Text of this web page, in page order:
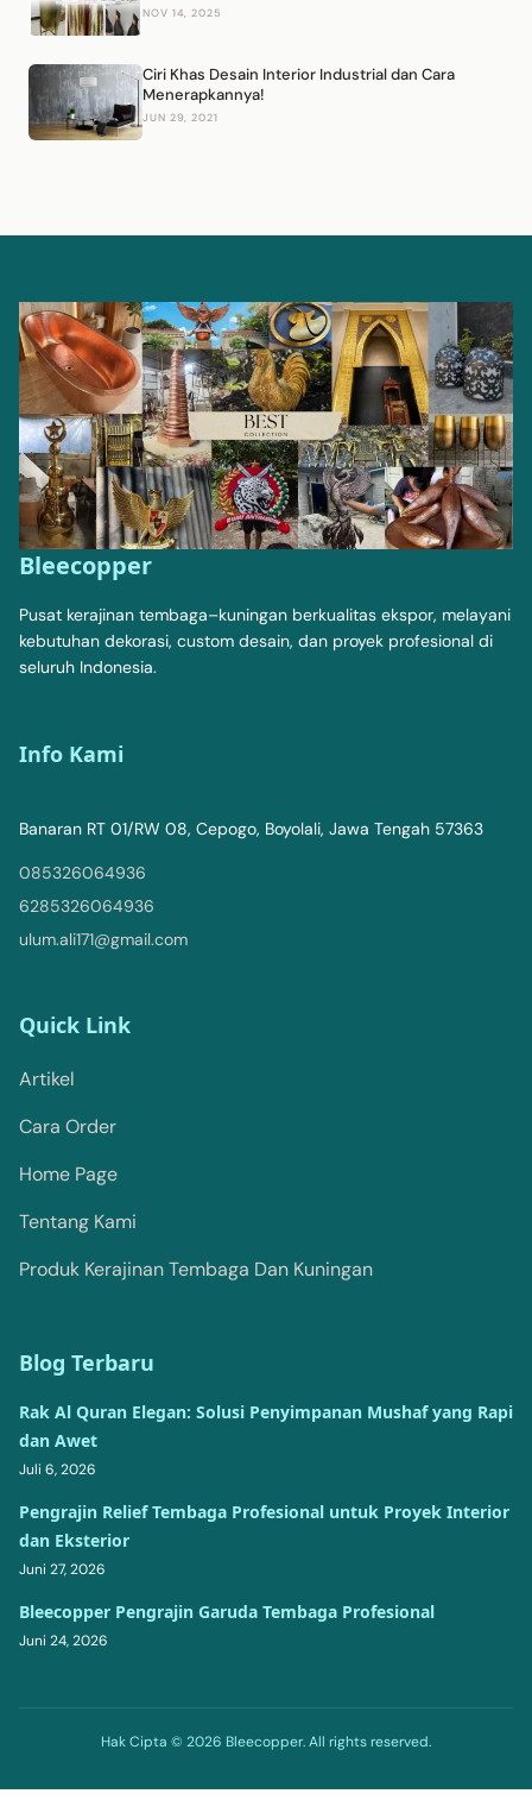
NOV 14, 2025
Ciri Khas Desain Interior Industrial dan Cara
Menerapkannya!
JUN 29, 2021
Bleecopper
Pusat kerajinan tembaga–kuningan berkualitas ekspor, melayani
kebutuhan dekorasi, custom desain, dan proyek profesional di
seluruh Indonesia.
Info Kami
Banaran RT 01/RW 08, Cepogo, Boyolali, Jawa Tengah 57363
085326064936
6285326064936
ulum.ali171@gmail.com
Quick Link
Artikel
Cara Order
Home Page
Tentang Kami
Produk Kerajinan Tembaga Dan Kuningan
Blog Terbaru
Rak Al Quran Elegan: Solusi Penyimpanan Mushaf yang Rapi
dan Awet
Juli 6, 2026
Pengrajin Relief Tembaga Profesional untuk Proyek Interior
dan Eksterior
Juni 27, 2026
Bleecopper Pengrajin Garuda Tembaga Profesional
Juni 24, 2026
Hak Cipta © 2026 Bleecopper. All rights reserved.